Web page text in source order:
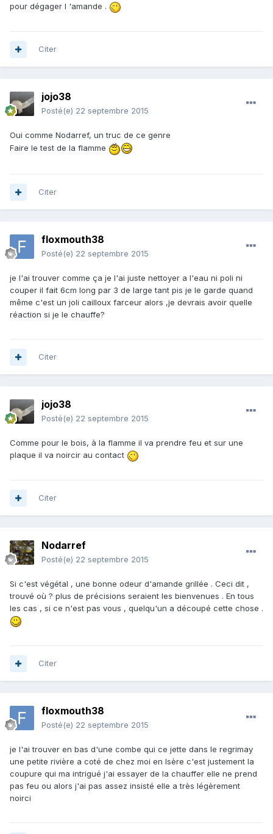
pour dégager l 'amande .
Citer
jojo38
Posté(e) 22 septembre 2015
Oui comme Nodarref, un truc de ce genre
Faire le test de la flamme
Citer
floxmouth38
Posté(e) 22 septembre 2015
je l'ai trouver comme ça je l'ai juste nettoyer a l'eau ni poli ni
couper il fait 6cm long par 3 de large tant pis je le garde quand
même c'est un joli cailloux farceur alors ,je devrais avoir quelle
réaction si je le chauffe?
Citer
jojo38
Posté(e) 22 septembre 2015
Comme pour le bois, à la flamme il va prendre feu et sur une
plaque il va noircir au contact
Citer
Nodarref
Posté(e) 22 septembre 2015
Si c'est végétal , une bonne odeur d'amande grillée . Ceci dit ,
trouvé où ? plus de précisions seraient les bienvenues . En tous
les cas , si ce n'est pas vous , quelqu'un a découpé cette chose .
Citer
floxmouth38
Posté(e) 22 septembre 2015
je l'ai trouver en bas d'une combe qui ce jette dans le regrimay
une petite rivière a coté de chez moi en Isère c'est justement la
coupure qui ma intrigué j'ai essayer de la chauffer elle ne prend
pas feu ou alors j'ai pas assez insisté elle a très légèrement
noirci